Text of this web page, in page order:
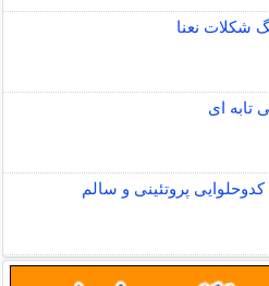
شکلات نعنا
تابه ای
پروتئینی و سالم